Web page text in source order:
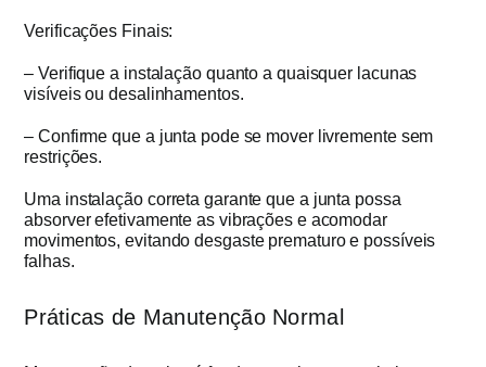
Verificações Finais:
– Verifique a instalação quanto a quaisquer lacunas
visíveis ou desalinhamentos.
– Confirme que a junta pode se mover livremente sem
restrições.
Uma instalação correta garante que a junta possa
absorver efetivamente as vibrações e acomodar
movimentos, evitando desgaste prematuro e possíveis
falhas.
Práticas de Manutenção Normal